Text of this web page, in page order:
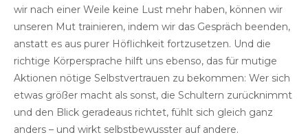
wir nach einer Weile keine Lust mehr haben, können wir
unseren Mut trainieren, indem wir das Gespräch beenden,
anstatt es aus purer Höflichkeit fortzusetzen. Und die
richtige Körpersprache hilft uns ebenso, das für mutige
Aktionen nötige Selbstvertrauen zu bekommen: Wer sich
etwas größer macht als sonst, die Schultern zurücknimmt
und den Blick geradeaus richtet, fühlt sich gleich ganz
anders – und wirkt selbstbewusster auf andere.